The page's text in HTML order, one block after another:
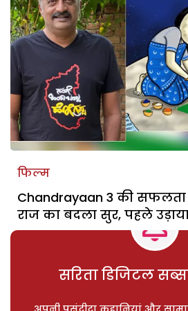
फिल्म
Chandrayaan 3 की सफलता
राज का बदला सुर, पहले
सरिता डिजिटल